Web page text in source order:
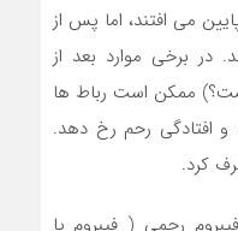
می افتند، اما پس از
در برخی موارد بعد از
ممکن است رباط ها
و افتادگی رحم رخ دهد.
کرد.
رحمی ( فیبروم یا